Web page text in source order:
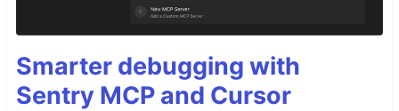
Smarter debugging with
Sentry MCP and Cursor